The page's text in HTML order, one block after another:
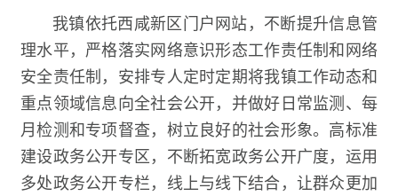
我镇依托西咸新区门户网站，不断提升信息管
理水平，严格落实网络意识形态工作责任制和网络
安全责任制，安排专人定时定期将我镇工作动态和
重点领域信息向全社会公开，并做好日常监测、每
月检测和专项督查，树立良好的社会形象。高标准
建设政务公开专区，不断拓宽政务公开广度，运用
多处政务公开专栏，线上与线下结合，让群众更加